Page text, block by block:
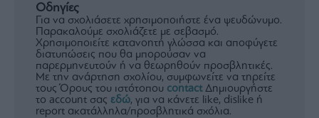
Οδηγίες
Για να σχολιάσετε χρησιμοποιήστε ένα ψευδώνυμο.
Παρακαλούμε σχολιάζετε με σεβασμό.
Χρησιμοποιείτε κατανοητή γλώσσα και αποφύγετε
διατυπώσεις που θα μπορούσαν να
παρερμηνευτούν ή να θεωρηθούν προσβλητικές.
Με την ανάρτηση σχολίου, συμφωνείτε να τηρείτε
τους Όρους του ιστότοπου contactΔημιουργήστε
το account σας εδώ, για να κάνετε like, dislike ή
report ακατάλληλα/προσβλητικά σχόλια.